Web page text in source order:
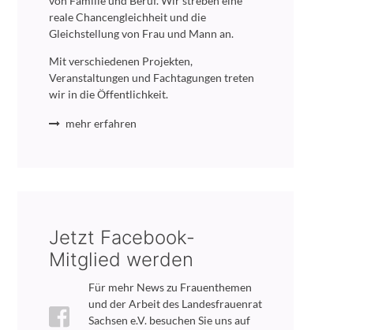
reale Chancengleichheit und die
Gleichstellung von Frau und Mann an.
Mit verschiedenen Projekten,
Veranstaltungen und Fachtagungen treten
wir in die Öffentlichkeit.
mehr erfahren
Jetzt Facebook-
Mitglied werden
Für mehr News zu Frauenthemen
und der Arbeit des Landesfrauenrat
Sachsen e.V. besuchen Sie uns auf